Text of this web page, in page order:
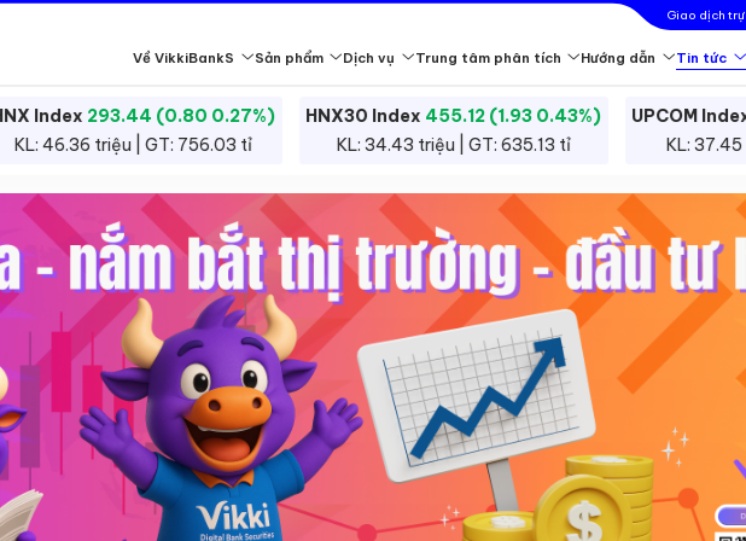
Giao dịch
Về VikkiBankS
Đội ngũ tư vấn
Tìm hiểu thêm
Sản phẩm
Nhà đầu tư chứng khoán chuyên nghiệp
Tìm hiểu thêm
Dịch vụ
Giao dịch chứng khoán là việc mua bán cổ phiếu, trái phiếu và các công cụ tài chính trên
Giá chứng khoán biến động theo cung cầu, kinh tế và yếu tố doanh nghiệp.
Trung tâm phân tích
Báo cáo phân tích
Tìm hiểu thêm
VikkiBankS Ratings
Tìm hiểu thêm
Hướng dẫn
Hỗ trợ khách hàng
Tìm hiểu thêm
Tin tức
Công bố thông tin
Tìm hiểu thêm
Index 293.44 (0.80 0.27%)
KL: 46.36 triệu | GT: 756.03 tỉ
HNX30 Index 455.12 (1.93 0.43%)
KL: 34.43 triệu | GT: 635.13 tỉ
UPCOM
KL: